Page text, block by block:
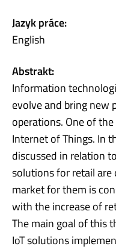
Jazyk práce:
English
Abstrakt:
Information
evolve and bring new
operations. One of
Internet of Things. In
discussed in relation
solutions for retail are
market for them is
with the increase of
The main goal of this
IoT solutions